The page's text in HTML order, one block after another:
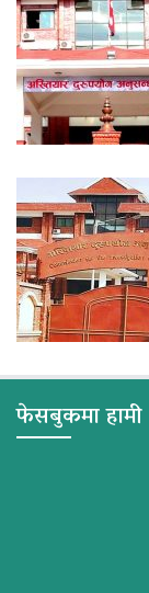
फेसबुकमा हामी